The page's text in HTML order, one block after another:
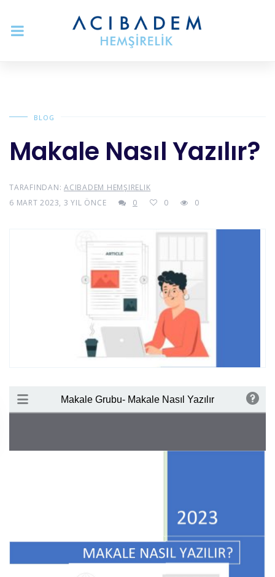
BLOG
Makale Nasıl Yazılır?
TARAFINDAN: ACIBADEM HEMŞIRELIK
6 MART 2023, 3 YIL ÖNCE
0 0 0